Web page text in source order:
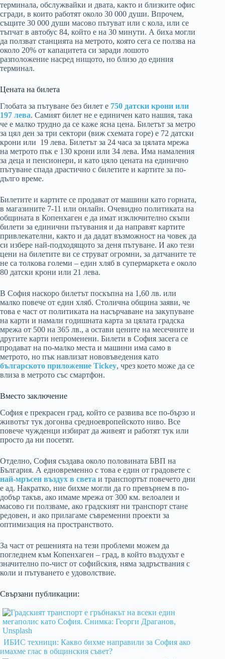
терминала, обслужвайки и двата, както и близките офис
сгради, в които работят около 30 000 души. Впрочем,
същите 30 000 души масово пътуват или с кола, или се
тъпчат в автобус 84, който е на 30 минути. А биха могли
да ползват станцията на метрото, която сега се ползва на
около 20% от капацитета си заради лошото
разположение насред нищото, но близо до единия
терминал.
Цената на билета
Глобата за пътуване без билет е 750 датски крони или
197 лева. Самият билет не е единичен като нашия, така
че е малко трудно да се каже ясна цена. Билетът за метро
за цял ден за три сектори (виж схемата горе) е 72 датски
крони или 19 лева. Билетът за 24 часа за цялата мрежа
на метрото пък е 130 крони или 34 лева. Има намаления
за деца и пенсионери, и като цяло цената на единично
пътуване спада драстично с билетите и картите за по-
дълго време.
Билетите и картите се продават от машини като горната,
в магазините 7-11 или онлайн. Очевидно политиката на
общината в Копенхаген е да имат изключително скъпи
билети за единични пътувания и да направят картите
привлекателни, както и да дадат възможност на човек да
си избере най-подходящото за деня пътуване. И ако тези
цени на билетите ви се струват огромни, за датчаните те
не са толкова големи – един хляб в супермаркета е около
80 датски крони или 21 лева.
В София наскоро билетът поскъпна на 1,60 лв. или
малко повече от един хляб. Столична община заяви, че
това е част от политиката на насърчаване на закупуване
на карти и намали годишната карта за цялата градска
мрежа от 500 на 365 лв., а остави цените на месечните и
другите карти непроменени. Билети в София засега се
продават на по-малко места и машини има само в
метрото, но пък навлизат нововъведения като
българското приложение Tickey, чрез което може да се
влиза в метрото със смартфон.
Вместо заключение
София е прекрасен град, който се развива все по-бързо и
животът тук догонва средноевропейското ниво. Все
повече чужденци избират да живеят и работят тук или
просто да ни посетят.
Отделно, София създава около половината БВП на
България. А едновременно с това е един от градовете с
най-мръсен въздух в света и транспортът повечето дни
е ад. Накратко, ние бихме могли да го превърнем в по-
добър такъв, ако имаме мрежа от 300 км. велоалеи и
масово ги ползваме, ако градският ни транспорт стане
редовен, и ако прилагаме съвременни проекти за
оптимизация на пространството.
За част от решенията на тези проблеми можем да
погледнем към Копенхаген – град, в който въздухът е
значително по-чист от софийския, няма задръствания с
коли и пътуването е удоволствие.
Свързани публикации:
ИБИС техници: Какво бихме направили за София ако
имахме глас в общинския съвет?